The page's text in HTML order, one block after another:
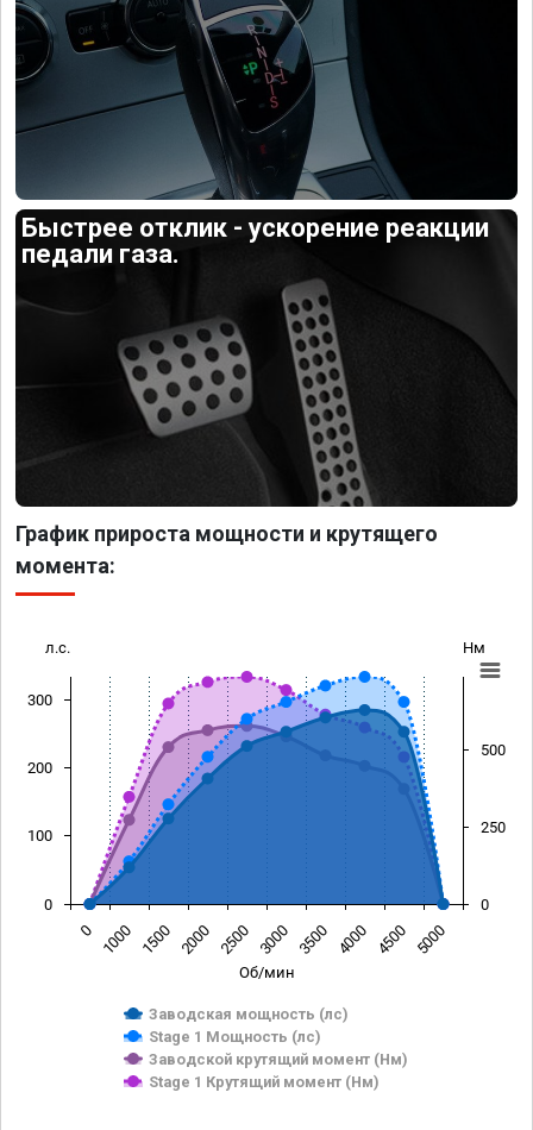
Быстрее отклик - ускорение реакции
педали газа.
График прироста мощности и крутящего
момента:
Об/мин
л.с. Нм
Заводская мощность (лс)
Stage 1 Мощность (лс)
Заводской крутящий момент (Нм)
Stage 1 Крутящий момент (Нм)
0 1000 1500 2000 2500 3000 3500 4000 4500 5000
0
100
200
300
0
250
500